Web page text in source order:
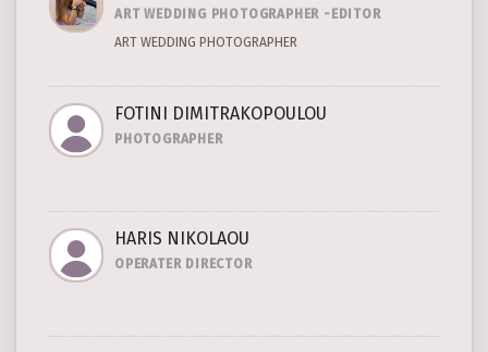
ART WEDDING PHOTOGRAPHER -EDITOR
ART WEDDING PHOTOGRAPHER
FOTINI DIMITRAKOPOULOU
PHOTOGRAPHER
HARIS NIKOLAOU
OPERATER DIRECTOR